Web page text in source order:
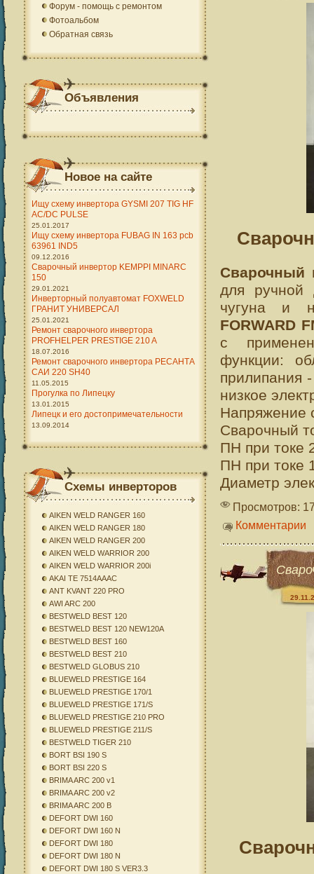
Сварочный
для ручной
чугуна и
FORWARD
с
функции:
прилипания
низкое
Напряжение
Сварочный
ПН при токе
ПН при токе
Диаметр
Просмотров:
Комментарии
Форум - помощь с ремонтом
Фотоальбом
Обратная связь
Объявления
Новое на сайте
Ищу схему инвертора GYSMI 207 TIG HF
AC/DC PULSE
25.01.2017
Ищу схему инвертора FUBAG IN 163 pcb
63961 IND5
09.12.2016
Сварочный инвертор KEMPPI MINARC
150
29.01.2021
Инверторный полуавтомат FOXWELD
ГРАНИТ УНИВЕРСАЛ
25.01.2021
Ремонт сварочного инвертора
PROFHELPER PRESTIGE 210 A
18.07.2016
Ремонт сварочного инвертора РЕСАНТА
САИ 220 SH40
11.05.2015
Прогулка по Липецку
13.01.2015
Липецк и его достопримечательности
13.09.2014
Схемы инверторов
AIKEN WELD RANGER 160
AIKEN WELD RANGER 180
AIKEN WELD RANGER 200
AIKEN WELD WARRIOR 200
AIKEN WELD WARRIOR 200i
AKAI TE 7514AAAC
ANT KVANT 220 PRO
AWI ARC 200
BESTWELD BEST 120
BESTWELD BEST 120 NEW120A
BESTWELD BEST 160
BESTWELD BEST 210
BESTWELD GLOBUS 210
BLUEWELD PRESTIGE 164
BLUEWELD PRESTIGE 170/1
BLUEWELD PRESTIGE 171/S
BLUEWELD PRESTIGE 210 PRO
BLUEWELD PRESTIGE 211/S
BESTWELD TIGER 210
BORT BSI 190 S
BORT BSI 220 S
BRIMA ARC 200 v1
BRIMA ARC 200 v2
BRIMA ARC 200 B
DEFORT DWI 160
DEFORT DWI 160 N
DEFORT DWI 180
DEFORT DWI 180 N
DEFORT DWI 180 S VER3.3